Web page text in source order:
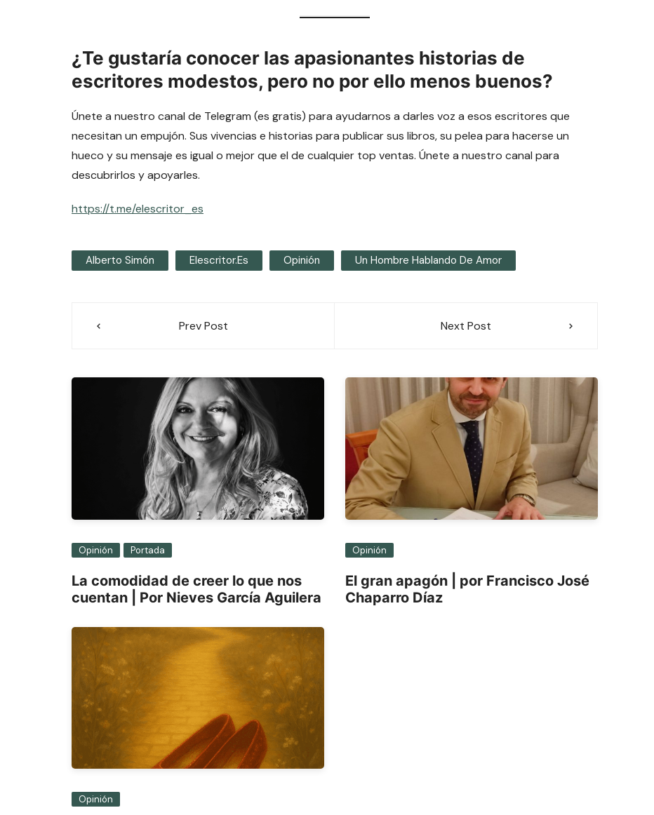
¿Te gustaría conocer las apasionantes historias de
escritores modestos, pero no por ello menos buenos?
Únete a nuestro canal de Telegram (es gratis) para ayudarnos a darles voz a esos escritores que
necesitan un empujón. Sus vivencias e historias para publicar sus libros, su pelea para hacerse un
hueco y su mensaje es igual o mejor que el de cualquier top ventas. Únete a nuestro canal para
descubrirlos y apoyarles.
https://t.me/elescritor_es
Alberto Simón Elescritor.es Opinión Un Hombre Hablando De Amor
NavegaciónPrev Post Next Post
Opinión Portada
La comodidad de creer lo que nos
cuentan | Por Nieves García Aguilera
Opinión
El gran apagón | por Francisco José
Chaparro Díaz
Opinión